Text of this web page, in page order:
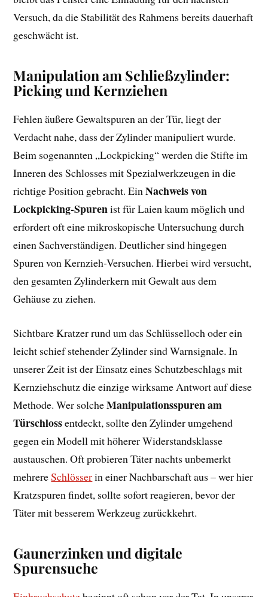
Versuch, da die Stabilität des Rahmens bereits dauerhaft
geschwächt ist.
Manipulation am Schließzylinder:
Picking und Kernziehen
Fehlen äußere Gewaltspuren an der Tür, liegt der
Verdacht nahe, dass der Zylinder manipuliert wurde.
Beim sogenannten „Lockpicking“ werden die Stifte im
Inneren des Schlosses mit Spezialwerkzeugen in die
richtige Position gebracht. EinNachweis von
Lockpicking-Spurenist für Laien kaum möglich und
erfordert oft eine mikroskopische Untersuchung durch
einen Sachverständigen. Deutlicher sind hingegen
Spuren von Kernzieh-Versuchen. Hierbei wird versucht,
den gesamten Zylinderkern mit Gewalt aus dem
Gehäuse zu ziehen.
Sichtbare Kratzer rund um das Schlüsselloch oder ein
leicht schief stehender Zylinder sind Warnsignale. In
unserer Zeit ist der Einsatz eines Schutzbeschlags mit
Kernziehschutz die einzige wirksame Antwort auf diese
Methode. Wer solcheManipulationsspuren am
Türschlossentdeckt, sollte den Zylinder umgehend
gegen ein Modell mit höherer Widerstandsklasse
austauschen. Oft probieren Täter nachts unbemerkt
mehrereSchlösserin einer Nachbarschaft aus – wer hier
Kratzspuren findet, sollte sofort reagieren, bevor der
Täter mit besserem Werkzeug zurückkehrt.
Gaunerzinken und digitale
Spurensuche